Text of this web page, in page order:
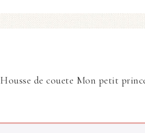
Housse de couete Mon petit